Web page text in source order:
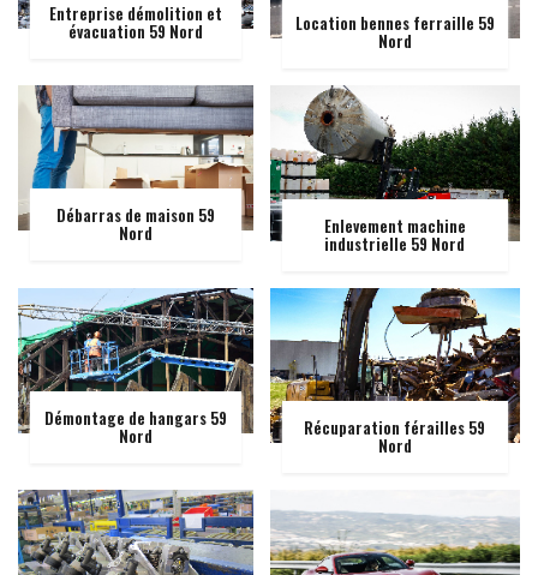
Entreprise démolition et
évacuation 59 Nord Location bennes ferraille 59
Nord
Débarras de maison 59
Nord Enlevement machine
industrielle 59 Nord
Démontage de hangars 59
Nord Récuparation férailles 59
Nord